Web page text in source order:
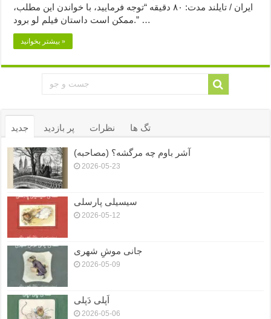
ایران / تایلند مدت: ۸۰ دقیقه “توجه فرمایید،‌ با خواندن این مطلب،
ممکن است داستان فیلم لو برود.” …
بیشتر بخوانید »
جدید پر بازدید نظرات تگ ها
آشر باوم چه مرگشه؟ (مصاحبه)
2026-05-23
سیسیلی پارسلی
2026-05-12
جانی موشِ شهری
2026-05-09
اَپلی دَپلی
2026-05-06